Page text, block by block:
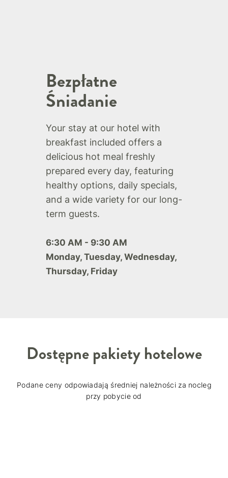
Bezpłatne
Śniadanie
Your stay at our hotel with
breakfast included offers a
delicious hot meal freshly
prepared every day, featuring
healthy options, daily specials,
and a wide variety for our long-
term guests.
6:30 AM - 9:30 AM
Monday, Tuesday, Wednesday,
Thursday, Friday
Dostępne pakiety hotelowe
Podane ceny odpowiadają średniej należności za nocleg
przy pobycie od